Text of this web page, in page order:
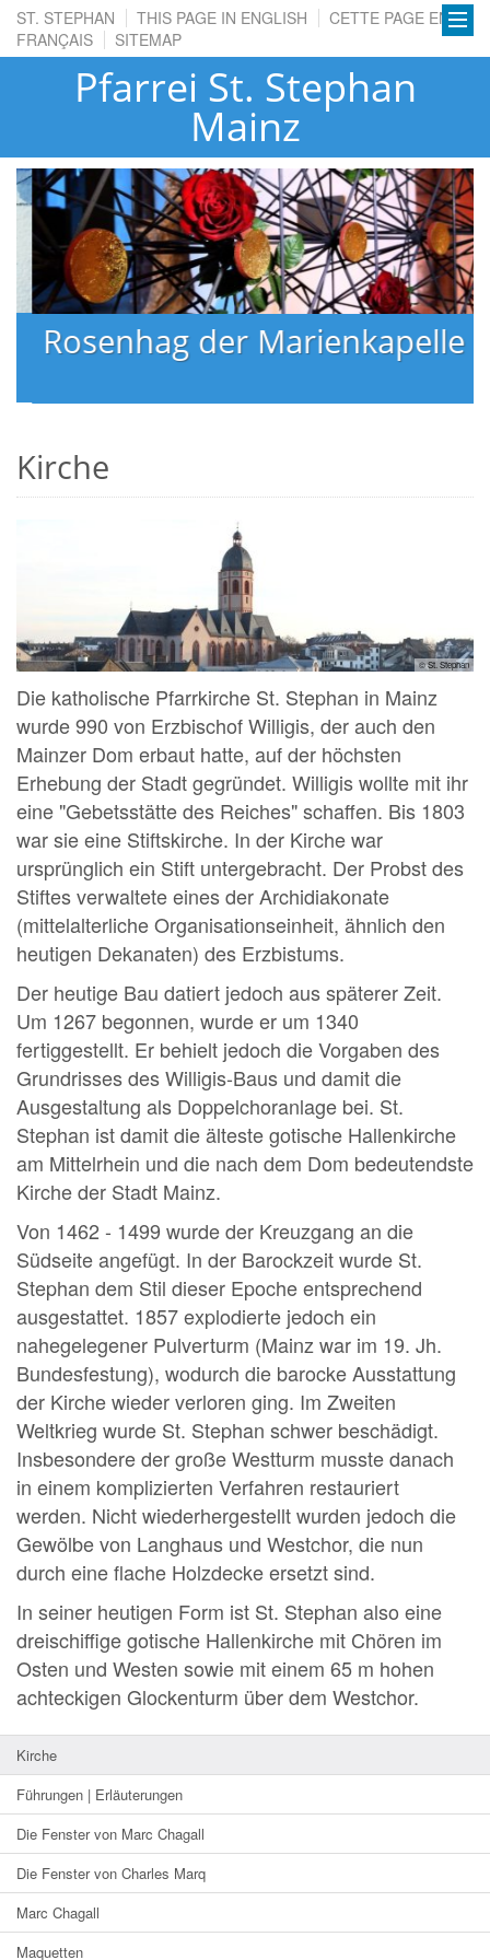
ST. STEPHAN THIS PAGE IN ENGLISH
CETTE PAGE EN
FRANÇAIS
SITEMAP
Pfarrei St. Stephan
Mainz
Rosenhag der Marienkapelle
Kirche
© St. Stephan
Die katholische Pfarrkirche St. Stephan in Mainz
wurde 990 von Erzbischof Willigis, der auch den
Mainzer Dom erbaut hatte, auf der höchsten
Erhebung der Stadt gegründet. Willigis wollte mit ihr
eine "Gebetsstätte des Reiches" schaffen. Bis 1803
war sie eine Stiftskirche. In der Kirche war
ursprünglich ein Stift untergebracht. Der Probst des
Stiftes verwaltete eines der Archidiakonate
(mittelalterliche Organisationseinheit, ähnlich den
heutigen Dekanaten) des Erzbistums.
Der heutige Bau datiert jedoch aus späterer Zeit.
Um 1267 begonnen, wurde er um 1340
fertiggestellt. Er behielt jedoch die Vorgaben des
Grundrisses des Willigis-Baus und damit die
Ausgestaltung als Doppelchoranlage bei. St.
Stephan ist damit die älteste gotische Hallenkirche
am Mittelrhein und die nach dem Dom bedeutendste
Kirche der Stadt Mainz.
Von 1462 - 1499 wurde der Kreuzgang an die
Südseite angefügt. In der Barockzeit wurde St.
Stephan dem Stil dieser Epoche entsprechend
ausgestattet. 1857 explodierte jedoch ein
nahegelegener Pulverturm (Mainz war im 19. Jh.
Bundesfestung), wodurch die barocke Ausstattung
der Kirche wieder verloren ging. Im Zweiten
Weltkrieg wurde St. Stephan schwer beschädigt.
Insbesondere der große Westturm musste danach
in einem komplizierten Verfahren restauriert
werden. Nicht wiederhergestellt wurden jedoch die
Gewölbe von Langhaus und Westchor, die nun
durch eine flache Holzdecke ersetzt sind.
In seiner heutigen Form ist St. Stephan also eine
dreischiffige gotische Hallenkirche mit Chören im
Osten und Westen sowie mit einem 65 m hohen
achteckigen Glockenturm über dem Westchor.
Kirche
Führungen | Erläuterungen
Die Fenster von Marc Chagall
Die Fenster von Charles Marq
Marc Chagall
Maquetten